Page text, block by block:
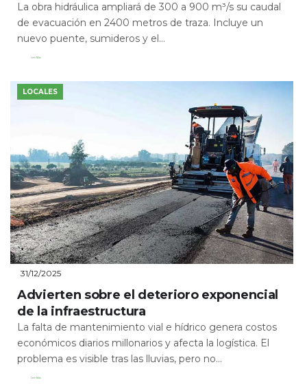
La obra hidráulica ampliará de 300 a 900 m³/s su caudal
de evacuación en 2400 metros de traza. Incluye un
nuevo puente, sumideros y el...
Leer Más
LOCALES
31/12/2025
Advierten sobre el deterioro exponencial
de la infraestructura
La falta de mantenimiento vial e hídrico genera costos
económicos diarios millonarios y afecta la logística. El
problema es visible tras las lluvias, pero no...
Leer Más